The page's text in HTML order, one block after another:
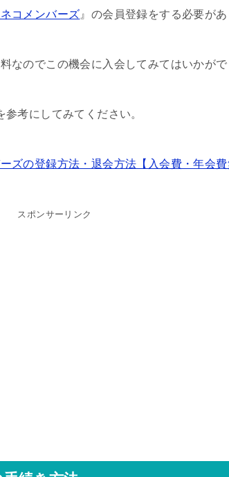
コメンバーズ 』の会員登録をする必要があ
なのでこの機会に入会してみてはいかがで
考にしてみてください。
ズの登録方法・退会方法【入会費・年会費
スポンサーリンク